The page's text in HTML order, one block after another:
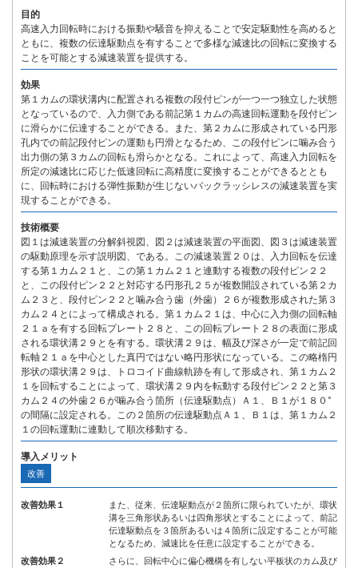
目的
高速入力回転時における振動や騒音を抑えることで安定駆動性を高めると
ともに、複数の伝達駆動点を有することで多様な減速比の回転に変換する
ことを可能とする減速装置を提供する。
効果
第１カムの環状溝内に配置される複数の段付ピンが一つ一つ独立した状態
となっているので、入力側である前記第１カムの高速回転運動を段付ピン
に滑らかに伝達することができる。また、第２カムに形成されている円形
孔内での前記段付ピンの運動も円滑となるため、この段付ピンに噛み合う
出力側の第３カムの回転も滑らかとなる。これによって、高速入力回転を
所定の減速比に応じた低速回転に高精度に変換することができるととも
に、回転時における弾性振動が生じないバックラッシレスの減速装置を実
現することができる。
技術概要
図１は減速装置の分解斜視図、図２は減速装置の平面図、図３は減速装置
の駆動原理を示す説明図、である。この減速装置２０は、入力回転を伝達
する第１カム２１と、この第１カム２１と連動する複数の段付ピン２２
と、この段付ピン２２と対応する円形孔２５が複数開設されている第２カ
ム２３と、段付ピン２２と噛み合う歯（外歯）２６が複数形成された第３
カム２４とによって構成される。第１カム２１は、中心に入力側の回転軸
２１ａを有する回転プレート２８と、この回転プレート２８の表面に形成
される環状溝２９とを有する。環状溝２９は、幅及び深さが一定で前記回
転軸２１ａを中心とした真円ではない略円形状になっている。この略楕円
形状の環状溝２９は、トロコイド曲線軌跡を有して形成され、第１カム２
１を回転することによって、環状溝２９内を転動する段付ピン２２と第３
カム２４の外歯２６が噛み合う箇所（伝達駆動点）Ａ１、Ｂ１が１８０°
の間隔に設定される。この２箇所の伝達駆動点Ａ１、Ｂ１は、第１カム２
１の回転運動に連動して順次移動する。
導入メリット
改善
改善効果１
また、従来、伝達駆動点が２箇所に限られていたが、環状
溝を三角形状あるいは四角形状とすることによって、前記
伝達駆動点を３箇所あるいは４箇所に設定することが可能
となるため、減速比を任意に設定することができる。
改善効果２
さらに、回転中心に偏心機構を有しない平板状のカム及び